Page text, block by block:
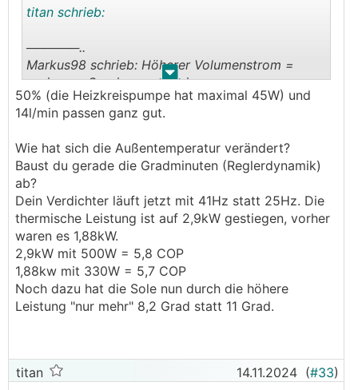
. .
titan schrieb:
──────..
Markus98 schrieb: Höherer Volumenstrom =
geringere Spreizung = geringere
Vorlauftemperatur = geringerer Hub = Effizienter.
───────────────
Ich habe nun herausgefunden wo man die
Pumpenleistung regelt. Man muss von von der
Spreizungsregelung auf Einstellbare
Pumpenleistung wechseln. Danach kann man die
Leistung in % angeben. ich habe bei 50%
Pumpenleistung nun etwa 14l/min Durchfluss.
Das mit der Effizienz habe ich aber nicht
verstanden, denn der Verbraucht ist seither
gestiegen.
ca. 1 grad niedriger und der Vorlauf ist von 33
auf 31 Grad runter und die Verdichterfrequenz ist
50% (die Heizkreispumpe hat maximal 45W) und
14l/min passen ganz gut.
Wie hat sich die Außentemperatur verändert?
Baust du gerade die Gradminuten (Reglerdynamik)
ab?
Dein Verdichter läuft jetzt mit 41Hz statt 25Hz. Die
thermische Leistung ist auf 2,9kW gestiegen, vorher
waren es 1,88kW.
2,9kW mit 500W = 5,8 COP
1,88kw mit 330W = 5,7 COP
Noch dazu hat die Sole nun durch die höhere
Leistung "nur mehr" 8,2 Grad statt 11 Grad.
titan 14.11.2024 (#33)